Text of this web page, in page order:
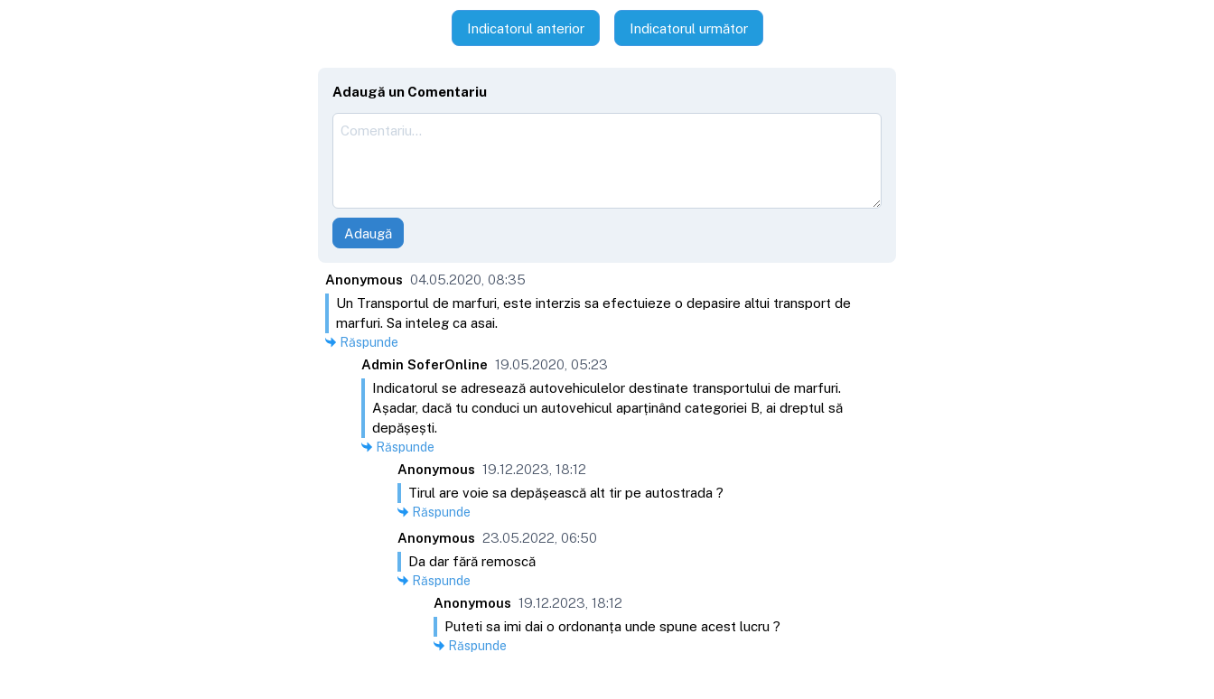
Indicatorul anterior Indicatorul următor
Adaugă un Comentariu
Adaugă
Anonymous 04.05.2020, 08:35
Un Transportul de marfuri, este interzis sa efectuieze o depasire altui transport de
marfuri. Sa inteleg ca asai.
Răspunde
Admin SoferOnline 19.05.2020, 05:23
Indicatorul se adresează autovehiculelor destinate transportului de marfuri.
Așadar, dacă tu conduci un autovehicul aparținând categoriei B, ai dreptul să
depășești.
Răspunde
Anonymous 19.12.2023, 18:12
Tirul are voie sa depășească alt tir pe autostrada ?
Răspunde
Anonymous 23.05.2022, 06:50
Da dar fără remoscă
Răspunde
Anonymous 19.12.2023, 18:12
Puteti sa imi dai o ordonanța unde spune acest lucru ?
Răspunde